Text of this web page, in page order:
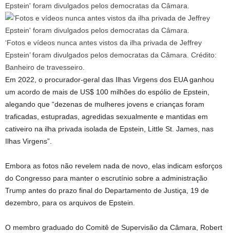
‘Fotos e vídeos nunca antes vistos da ilha privada de Jeffrey
Epstein’ foram divulgados pelos democratas da Câmara. Crédito:
Banheiro de travesseiro.
Em 2022, o procurador-geral das Ilhas Virgens dos EUA ganhou
um acordo de mais de US$ 100 milhões do espólio de Epstein,
alegando que “dezenas de mulheres jovens e crianças foram
traficadas, estupradas, agredidas sexualmente e mantidas em
cativeiro na ilha privada isolada de Epstein, Little St. James, nas
Ilhas Virgens”.
Embora as fotos não revelem nada de novo, elas indicam esforços
do Congresso para manter o escrutínio sobre a administração
Trump antes do prazo final do Departamento de Justiça, 19 de
dezembro, para os arquivos de Epstein.
O membro graduado do Comitê de Supervisão da Câmara, Robert